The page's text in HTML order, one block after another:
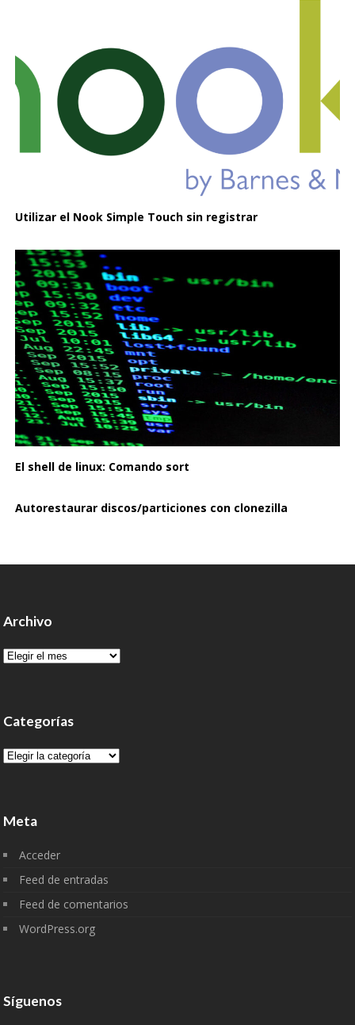
Utilizar el Nook Simple Touch sin registrar
El shell de linux: Comando sort
Autorestaurar discos/particiones con clonezilla
Archivo
Archivo
Categorías
Categorías
Meta
Acceder
Feed de entradas
Feed de comentarios
WordPress.org
Síguenos